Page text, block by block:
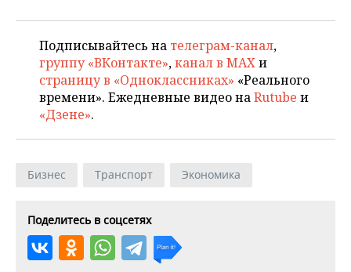
Подписывайтесь на телеграм-канал,
группу «ВКонтакте»,канал в MAXи
страницу в «Одноклассниках» «Реального
времени». Ежедневные видео наRutube и
«Дзене».
Бизнес Транспорт Экономика
Поделитесь в соцсетях